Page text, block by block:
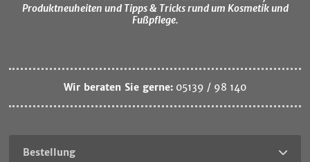
Produktneuheiten und Tipps & Tricks rund um Kosmetik und
Fußpflege.
Wir beraten Sie gerne: 05139 / 98 140
Bestellung